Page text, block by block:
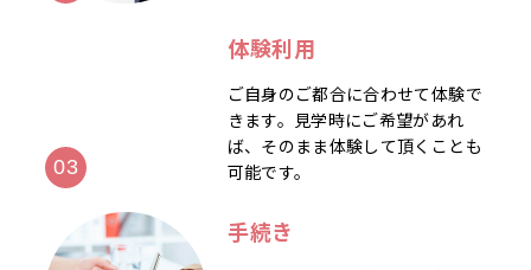
体験利用
ご自身のご都合に合わせて体験で
きます。見学時にご希望があれ
ば、そのまま体験して頂くことも
可能です。
手続き